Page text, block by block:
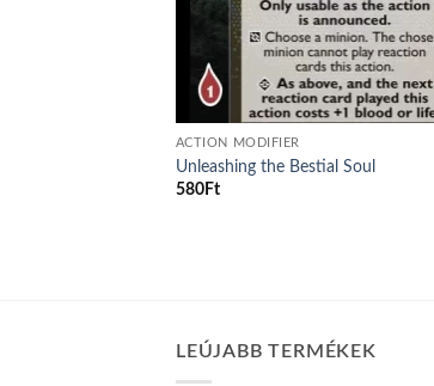
ACTION MODIFIER
Unleashing the Bestial Soul
580Ft
LEÚJABB TERMÉKEK